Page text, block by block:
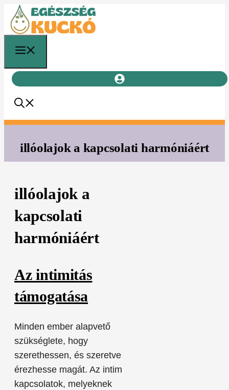
Kilépés
illóolajok a kapcsolati harmóniáért
illóolajok a
kapcsolati
harmóniáért
Az intimitás
támogatása
Minden ember alapvető
szükséglete, hogy
szerethessen, és szeretve
érezhesse magát. Az intim
kapcsolatok, melyeknek